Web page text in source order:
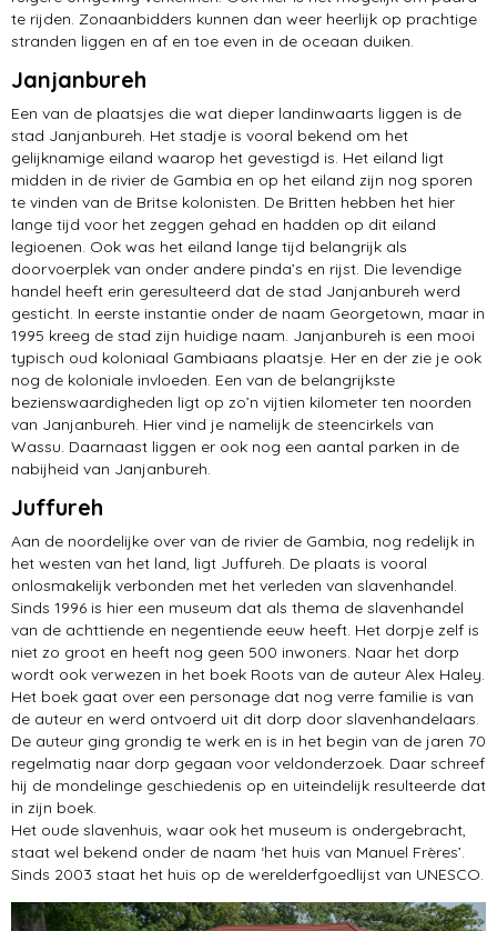
te rijden. Zonaanbidders kunnen dan weer heerlijk op prachtige
stranden liggen en af en toe even in de oceaan duiken.
Janjanbureh
Een van de plaatsjes die wat dieper landinwaarts liggen is de
stad Janjanbureh. Het stadje is vooral bekend om het
gelijknamige eiland waarop het gevestigd is. Het eiland ligt
midden in de rivier de Gambia en op het eiland zijn nog sporen
te vinden van de Britse kolonisten. De Britten hebben het hier
lange tijd voor het zeggen gehad en hadden op dit eiland
legioenen. Ook was het eiland lange tijd belangrijk als
doorvoerplek van onder andere pinda’s en rijst. Die levendige
handel heeft erin geresulteerd dat de stad Janjanbureh werd
gesticht. In eerste instantie onder de naam Georgetown, maar in
1995 kreeg de stad zijn huidige naam. Janjanbureh is een mooi
typisch oud koloniaal Gambiaans plaatsje. Her en der zie je ook
nog de koloniale invloeden. Een van de belangrijkste
bezienswaardigheden ligt op zo’n vijtien kilometer ten noorden
van Janjanbureh. Hier vind je namelijk de steencirkels van
Wassu. Daarnaast liggen er ook nog een aantal parken in de
nabijheid van Janjanbureh.
Juffureh
Aan de noordelijke over van de rivier de Gambia, nog redelijk in
het westen van het land, ligt Juffureh. De plaats is vooral
onlosmakelijk verbonden met het verleden van slavenhandel.
Sinds 1996 is hier een museum dat als thema de slavenhandel
van de achttiende en negentiende eeuw heeft. Het dorpje zelf is
niet zo groot en heeft nog geen 500 inwoners. Naar het dorp
wordt ook verwezen in het boek Roots van de auteur Alex Haley.
Het boek gaat over een personage dat nog verre familie is van
de auteur en werd ontvoerd uit dit dorp door slavenhandelaars.
De auteur ging grondig te werk en is in het begin van de jaren 70
regelmatig naar dorp gegaan voor veldonderzoek. Daar schreef
hij de mondelinge geschiedenis op en uiteindelijk resulteerde dat
in zijn boek.
Het oude slavenhuis, waar ook het museum is ondergebracht,
staat wel bekend onder de naam ‘het huis van Manuel Frères’.
Sinds 2003 staat het huis op de werelderfgoedlijst van UNESCO.